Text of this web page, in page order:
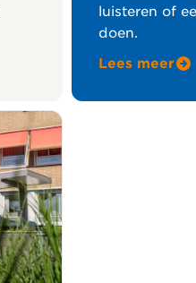
luisteren of
doen.
Lees meer